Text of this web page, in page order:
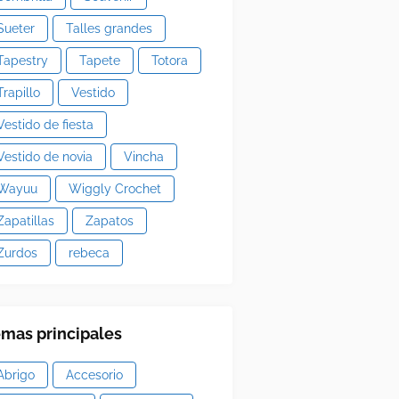
Talles grandes
Tapete Totora
Vestido
de fiesta
de novia Vincha
Wiggly Crochet
Zapatos
rebeca
principales
Accesorio